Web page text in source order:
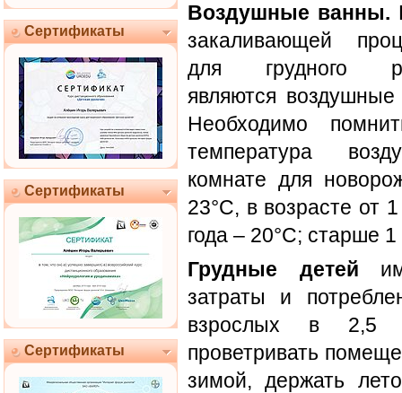
Сертификаты
Сертификаты
Сертификаты
Воздушные ванны.
закаливающей
для грудного
являются
Необходимо
температура
комнате для
23°С, в возрасте от
года – 20°С; старше 1
Грудные детей
затраты и
взрослых в 2,5
проветривать
зимой, держать